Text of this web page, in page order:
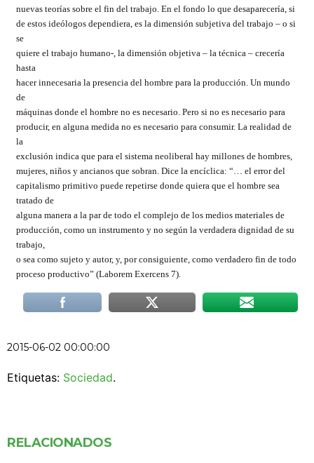
nuevas teorías sobre el fin del trabajo. En el fondo lo que desaparecería, si
de estos ideólogos dependiera, es la dimensión subjetiva del trabajo – o si
se
quiere el trabajo humano-, la dimensión objetiva – la técnica – crecería
hasta
hacer innecesaria la presencia del hombre para la producción. Un mundo
de
máquinas donde el hombre no es necesario. Pero si no es necesario para
producir, en alguna medida no es necesario para consumir. La realidad de
la
exclusión indica que para el sistema neoliberal hay millones de hombres,
mujeres, niños y ancianos que sobran. Dice la encíclica: “… el error del
capitalismo primitivo puede repetirse donde quiera que el hombre sea
tratado de
alguna manera a la par de todo el complejo de los medios materiales de
producción, como un instrumento y no según la verdadera dignidad de su
trabajo,
o sea como sujeto y autor, y, por consiguiente, como verdadero fin de todo
proceso productivo” (Laborem Exercens 7).
2015-06-02 00:00:00
Etiquetas: Sociedad.
RELACIONADOS